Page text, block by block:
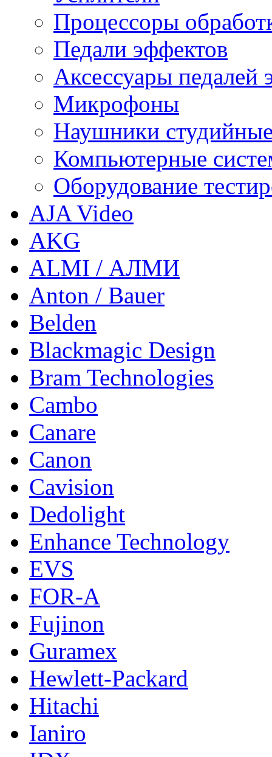
Процессоры
Педали эффектов
Аксессуары педалей
Микрофоны
Наушники
Компьютерные
Оборудование
AJA Video
AKG
ALMI / АЛМИ
Anton / Bauer
Belden
Blackmagic Design
Bram Technologies
Cambo
Canare
Canon
Cavision
Dedolight
Enhance Technology
EVS
FOR-A
Fujinon
Guramex
Hewlett-Packard
Hitachi
Ianiro